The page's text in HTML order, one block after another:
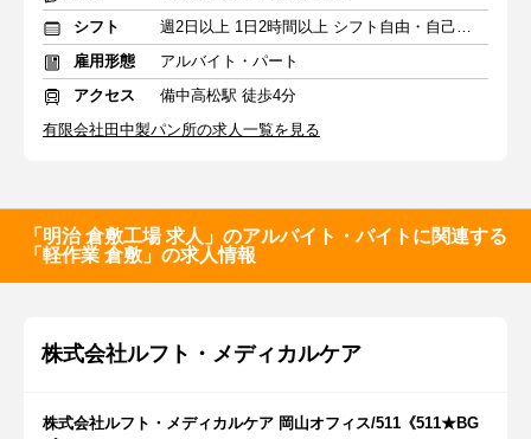
シフト
週2日以上 1日2時間以上 シフト自由・自己申告
雇用形態
アルバイト・パート
アクセス
備中高松駅 徒歩4分
有限会社田中製パン所の求人一覧を見る
「明治 倉敷工場 求人」のアルバイト・バイトに関連する
「軽作業 倉敷」の求人情報
株式会社ルフト・メディカルケア
株式会社ルフト・メディカルケア 岡山オフィス/511《511★BG